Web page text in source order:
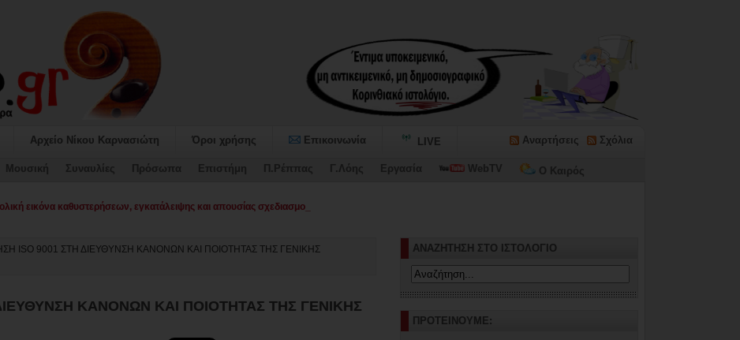
Αρχείο Νίκου Καρνασιώτη Όροι χρήσης Επικοινωνία LIVE Αναρτήσεις Σχόλια
Μουσική Συναυλίες Πρόσωπα Επιστήμη Π.Ρέππας Γ.Λόης Εργασία WebTV Ο Καιρός
εικόνα καθυστερήσεων, εγκατάλειψης και απουσίας σχεδιασμού στο Δήμο Σικυωνίων»...
ISO 9001 ΣΤΗ ΔΙΕΥΘΥΝΣΗ ΚΑΝΟΝΩΝ ΚΑΙ ΠΟΙΟΤΗΤΑΣ ΤΗΣ ΓΕΝΙΚΗΣ
ΚΑΝΟΝΩΝ ΚΑΙ ΠΟΙΟΤΗΤΑΣ ΤΗΣ ΓΕΝΙΚΗΣ
ΑΝΑΖΗΤΗΣΗ ΣΤΟ ΙΣΤΟΛΟΓΙΟ
ΠΡΟΤΕΙΝΟΥΜΕ: